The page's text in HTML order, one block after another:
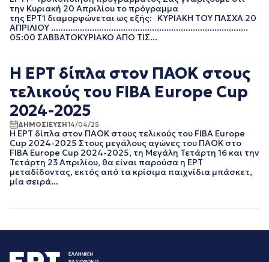
ΔΕΚΕΜΒΡΙΟΣ 2020
ΝΟΕΜΒΡΙΟΣ 2020
ΟΚΤΩΒΡΙΟΣ 2020
ΙΟΥΛΙΟΣ 2020
ΜΑΙΟΣ 2020
ΑΠΡΙΛΙΟΣ 2020
ΜΑΡΤΙΟΣ 2020
ΦΕΒΡΟΥΑΡΙΟΣ 2020
ΙΑΝΟΥΑΡΙΟΣ 2020
ΔΕΚΕΜΒΡΙΟΣ 2019
ΝΟΕΜΒΡΙΟΣ 2019
ΑΥΓΟΥΣΤΟΣ 2019
ΑΠΡΙΛΙΟΣ 2019
την Κυριακή 20 Απριλίου το πρόγραμμα
της ΕΡΤ1 διαμορφώνεται ως εξής: ΚΥΡΙΑΚΗ ΤΟΥ ΠΑΣΧΑ 20
ΑΠΡΙΛΙΟΥ ..................................................................................
05:00 ΣΑΒΒΑΤΟΚΥΡΙΑΚΟ ΑΠΟ ΤΙΣ...
Η ΕΡΤ δίπλα στον ΠΑΟΚ στους
τελικούς του FIBA Europe Cup
2024-2025
ΔΗΜΟΣΙΕΥΣΗ14/04/25
Η ΕΡΤ δίπλα στον ΠΑΟΚ στους τελικούς του FIBA Europe
Cup 2024-2025 Στους μεγάλους αγώνες του ΠΑΟΚ στο
FIBA Europe Cup 2024-2025, τη Μεγάλη Τετάρτη 16 και την
Τετάρτη 23 Απριλίου, θα είναι παρούσα η ΕΡΤ
μεταδίδοντας, εκτός από τα κρίσιμα παιχνίδια μπάσκετ,
μία σειρά...